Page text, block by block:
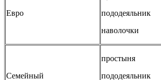
Евро
пододеяльник
наволочки
Семейный
простыня
пододеяльник